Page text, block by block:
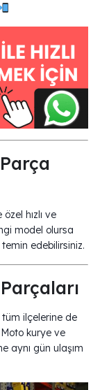
hızlı ve
model olursa
edebilirsiniz.
tüm ilçelerine de
kurye ve
aynı gün ulaşım